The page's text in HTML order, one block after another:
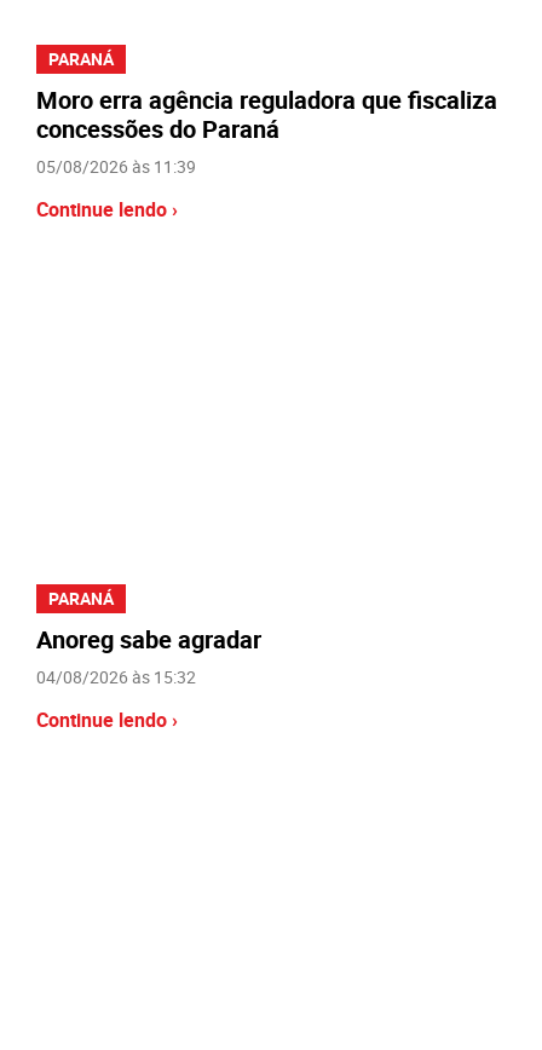
PARANÁ
Moro erra agência reguladora que fiscaliza
concessões do Paraná
05/08/2026 às 11:39
Continue lendo ›
PARANÁ
Anoreg sabe agradar
04/08/2026 às 15:32
Continue lendo ›